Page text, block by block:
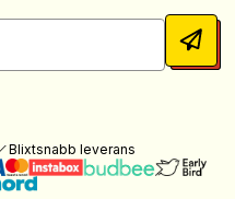
Blixtsnabb leverans